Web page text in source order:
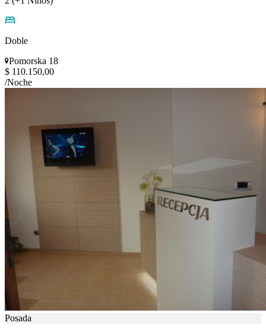
Doble
Pomorska 18
$ 110.150,00
/Noche
Posada